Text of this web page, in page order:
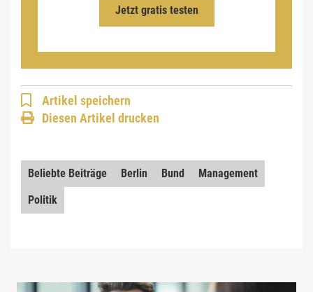
Jetzt gratis testen
Artikel speichern
Diesen Artikel drucken
Beliebte Beiträge Berlin Bund
Management
Politik